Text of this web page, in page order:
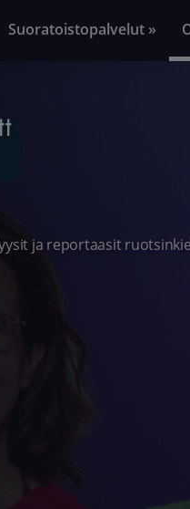
Suoratoistopalvelut »
ja reportaasit